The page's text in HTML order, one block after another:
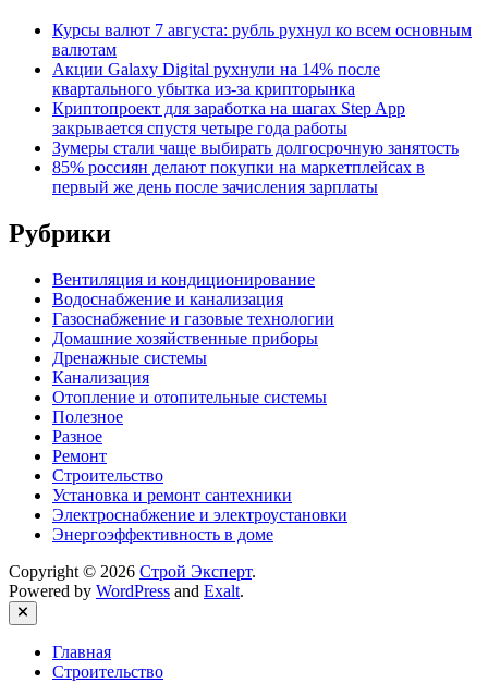
Курсы валют 7 августа: рубль рухнул ко всем основным
валютам
Акции Galaxy Digital рухнули на 14% после
квартального убытка из-за крипторынка
Криптопроект для заработка на шагах Step App
закрывается спустя четыре года работы
Зумеры стали чаще выбирать долгосрочную занятость
85% россиян делают покупки на маркетплейсах в
первый же день после зачисления зарплаты
Рубрики
Вентиляция и кондиционирование
Водоснабжение и канализация
Газоснабжение и газовые технологии
Домашние хозяйственные приборы
Дренажные системы
Канализация
Отопление и отопительные системы
Полезное
Разное
Ремонт
Строительство
Установка и ремонт сантехники
Электроснабжение и электроустановки
Энергоэффективность в доме
Copyright © 2026 Строй Эксперт.
Powered by WordPress and Exalt.
Close
Главная
Строительство